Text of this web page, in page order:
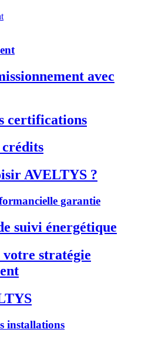
avec
certifications
AVELTYS ?
garantie
suivi énergétique
stratégie
installations